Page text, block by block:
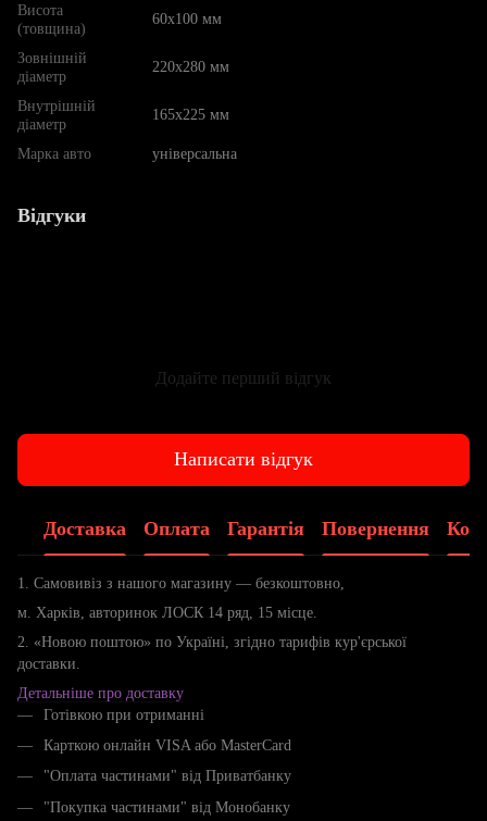
Висота
(товщина)
60х100 мм
Зовнішній
діаметр
220х280 мм
Внутрішній
діаметр
165х225 мм
Марка авто універсальна
Відгуки
Додайте перший відгук
Написати відгук
Доставка Оплата Гарантія Повернення
1. Самовивіз з нашого магазину — безкоштовно,
м. Харків, авторинок ЛОСК 14 ряд, 15 місце.
2. «Новою поштою» по Україні, згідно тарифів кур'єрської
доставки.
Детальніше про доставку
Готівкою при отриманні
Карткою онлайн VISA або MasterCard
"Оплата частинами" від Приватбанку
"Покупка частинами" від Монобанку